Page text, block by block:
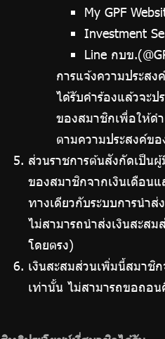
My GPF
Investment
Line กบข
การแจ้งความประส
ได้รับคำร้องแล้วจะ
ของสมาชิกเพื่อให้ด
ตามความประสงค์ข
ส่วนราชการต้นสังกัดเป็น
ของสมาชิกจากเงินเดือน
ทางเดียวกับระบบการนำ
ไม่สามารถนำส่งเงินสะส
โดยตรง)
เงินสะสมส่วนเพิ่มนี้สมาชิ
เท่านั้น ไม่สามารถขอถอ